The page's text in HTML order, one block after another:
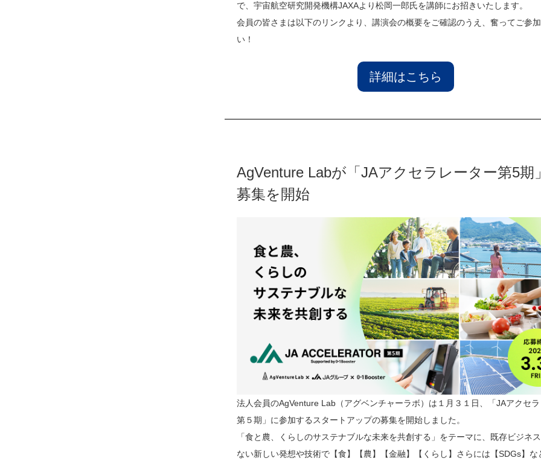
で、宇宙航空研究開発機構JAXAより松岡一郎氏を講師にお招きいたします。
会員の皆さまは以下のリンクより、講演会の概要をご確認のうえ、奮ってご参
い！
詳細はこちら
AgVenture Labが「JAアクセラレーター第5期
募集を開始
法人会員のAgVenture Lab（アグベンチャーラボ）は１月３１日、「JAアクセ
第５期」に参加するスタートアップの募集を開始しました。
「食と農、くらしのサステナブルな未来を共創する」をテーマに、既存ビジネ
ない新しい発想や技術で【食】【農】【金融】【くらし】さらには【SDGs】な